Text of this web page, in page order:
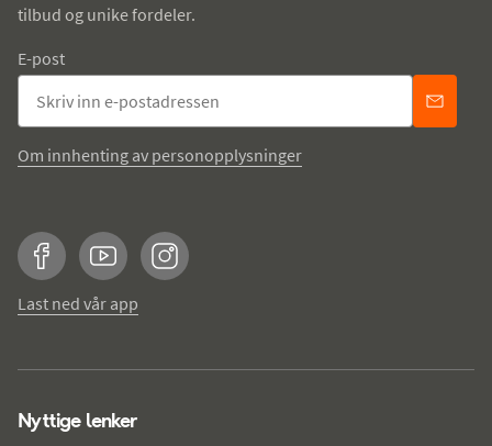
tilbud og unike fordeler.
E-post
Om innhenting av personopplysninger
FacebookYouTubeInstagram
Last ned vår app
Nyttige lenker